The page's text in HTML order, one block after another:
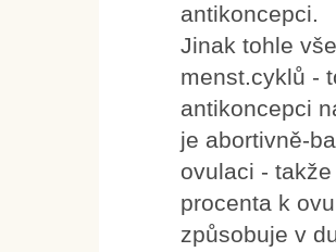
antikoncepci.
Jinak tohle
menst.cyklů -
antikoncepci
je abortivně-
ovulaci -
procenta k
způsobuje v